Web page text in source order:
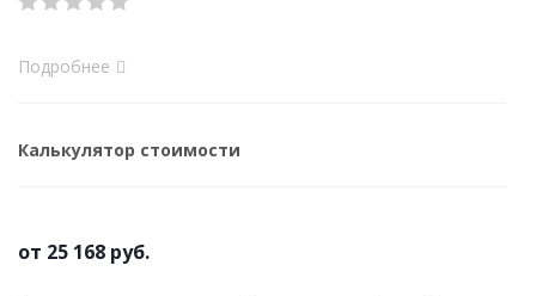
Подробнее
Калькулятор стоимости
от 25 168 руб.